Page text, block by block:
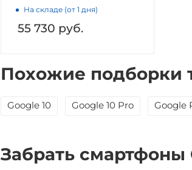
На складе (от 1 дня)
55 730 руб.
Похожие подборки
Google 10 Google 10 Pro Google
Забрать смартфоны